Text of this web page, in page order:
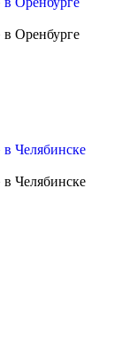
Оренбурге
Челябинске
Челябинске